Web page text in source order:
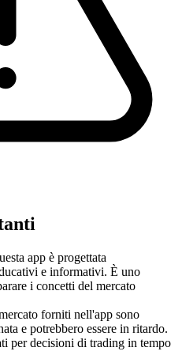
app è progettata
e informativi. È uno
i concetti del mercato
forniti nell'app sono
e potrebbero essere in ritardo.
per decisioni di trading in tempo